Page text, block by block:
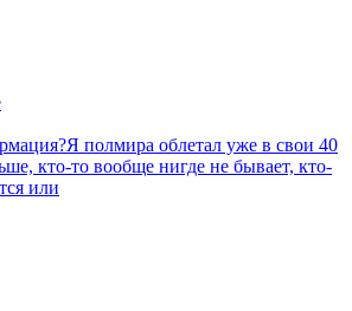
полмира облетал уже в свои 40
кто-то вообще нигде не бывает, кто-
или